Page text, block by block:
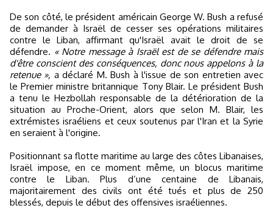
De son côté, le président américain George W. Bush a refusé
de demander à Israël de cesser ses opérations militaires
contre le Liban, affirmant qu'Israël avait le droit de se
défendre. « Notre message à Israël est de se défendre mais
d'être conscient des conséquences, donc nous appelons à la
retenue », a déclaré M. Bush à l'issue de son entretien avec
le Premier ministre britannique Tony Blair. Le président Bush
a tenu le Hezbollah responsable de la détérioration de la
situation au Proche-Orient, alors que selon M. Blair, les
extrémistes israéliens et ceux soutenus par l'Iran et la Syrie
en seraient à l'origine.
Positionnant sa flotte maritime au large des côtes Libanaises,
Israël impose, en ce moment même, un blocus maritime
contre le Liban. Plus d’une centaine de Libanais,
majoritairement des civils ont été tués et plus de 250
blessés, depuis le début des offensives israéliennes.